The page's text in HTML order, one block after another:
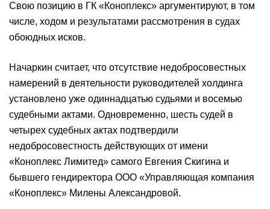
Свою позицию в ГК «Коноплекс» аргументируют, в том
числе, ходом и результатами рассмотрения в судах
обоюдных исков.
Начаркин считает, что отсутствие недобросовестных
намерений в деятельности руководителей холдинга
установлено уже одиннадцатью судьями и восемью
судебными актами. Одновременно, шесть судей в
четырех судебных актах подтвердили
недобросовестность действующих от имени
«Коноплекс Лимитед» самого Евгения Скигина и
бывшего гендиректора ООО «Управляющая компания
«Коноплекс» Милены Александровой.